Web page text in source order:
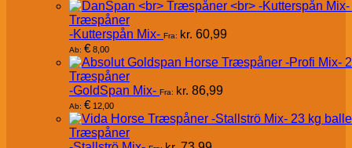
Træspåner
-Kutterspån Mix- Fra: kr. 60,99
Ab: € 8,00
Træspåner
-GoldSpan Mix- Fra: kr. 86,99
Ab: € 12,00
Træspåner